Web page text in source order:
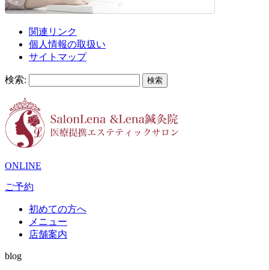
関連リンク
個人情報の取扱い
サイトマップ
検索:
ONLINE
ご予約
初めての方へ
メニュー
店舗案内
blog